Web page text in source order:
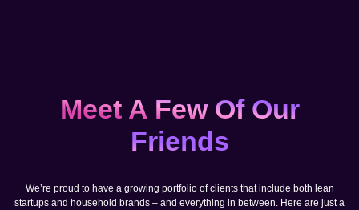
Meet A Few Of Our
Friends
We’re proud to have a growing portfolio of clients that include both lean
startups and household brands – and everything in between. Here are just a